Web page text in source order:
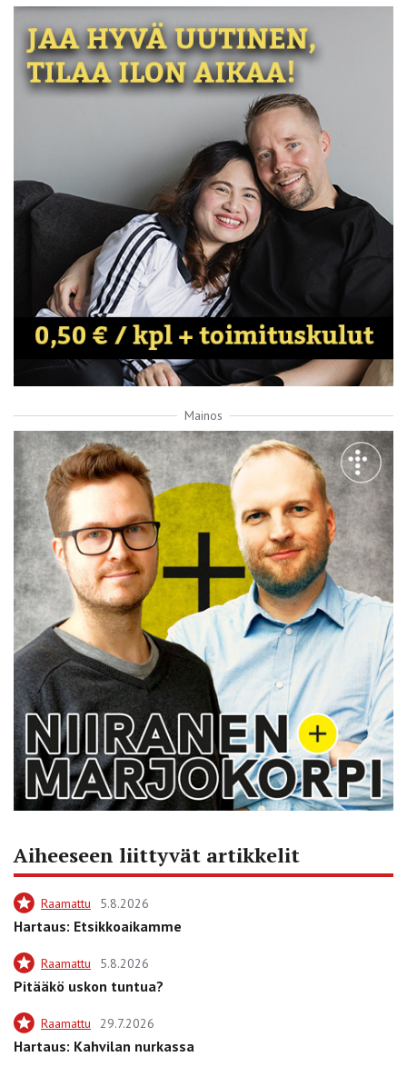
Mainos
Aiheeseen liittyvät artikkelit
Raamattu 5.8.2026
Hartaus: Etsikkoaikamme
Raamattu 5.8.2026
Pitääkö uskon tuntua?
Raamattu 29.7.2026
Hartaus: Kahvilan nurkassa